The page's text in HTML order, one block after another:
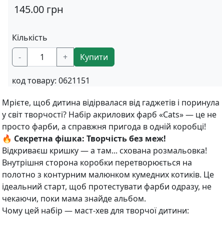
145.00 грн
Кількість
-
+ Купити
код товару: 0621151
Мрієте, щоб дитина відірвалася від гаджетів і поринула
у світ творчості? Набір акрилових фарб «Cats» — це не
просто фарби, а справжня пригода в одній коробці!
🔥 Секретна фішка: Творчість без меж!
Відкриваєш кришку — а там... схована розмальовка!
Внутрішня сторона коробки перетворюється на
полотно з контурним малюнком кумедних котиків. Це
ідеальний старт, щоб протестувати фарби одразу, не
чекаючи, поки мама знайде альбом.
Чому цей набір — маст-хев для творчої дитини: